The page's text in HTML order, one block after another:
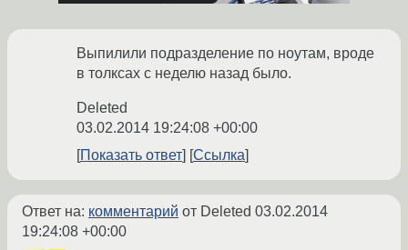
Выпилили подразделение по ноутам, вроде
в толксах с неделю назад было.
Deleted
03.02.2014 19:24:08 +00:00
Показать ответ
Ссылка
Ответ на: комментарий от Deleted 03.02.2014
19:24:08 +00:00